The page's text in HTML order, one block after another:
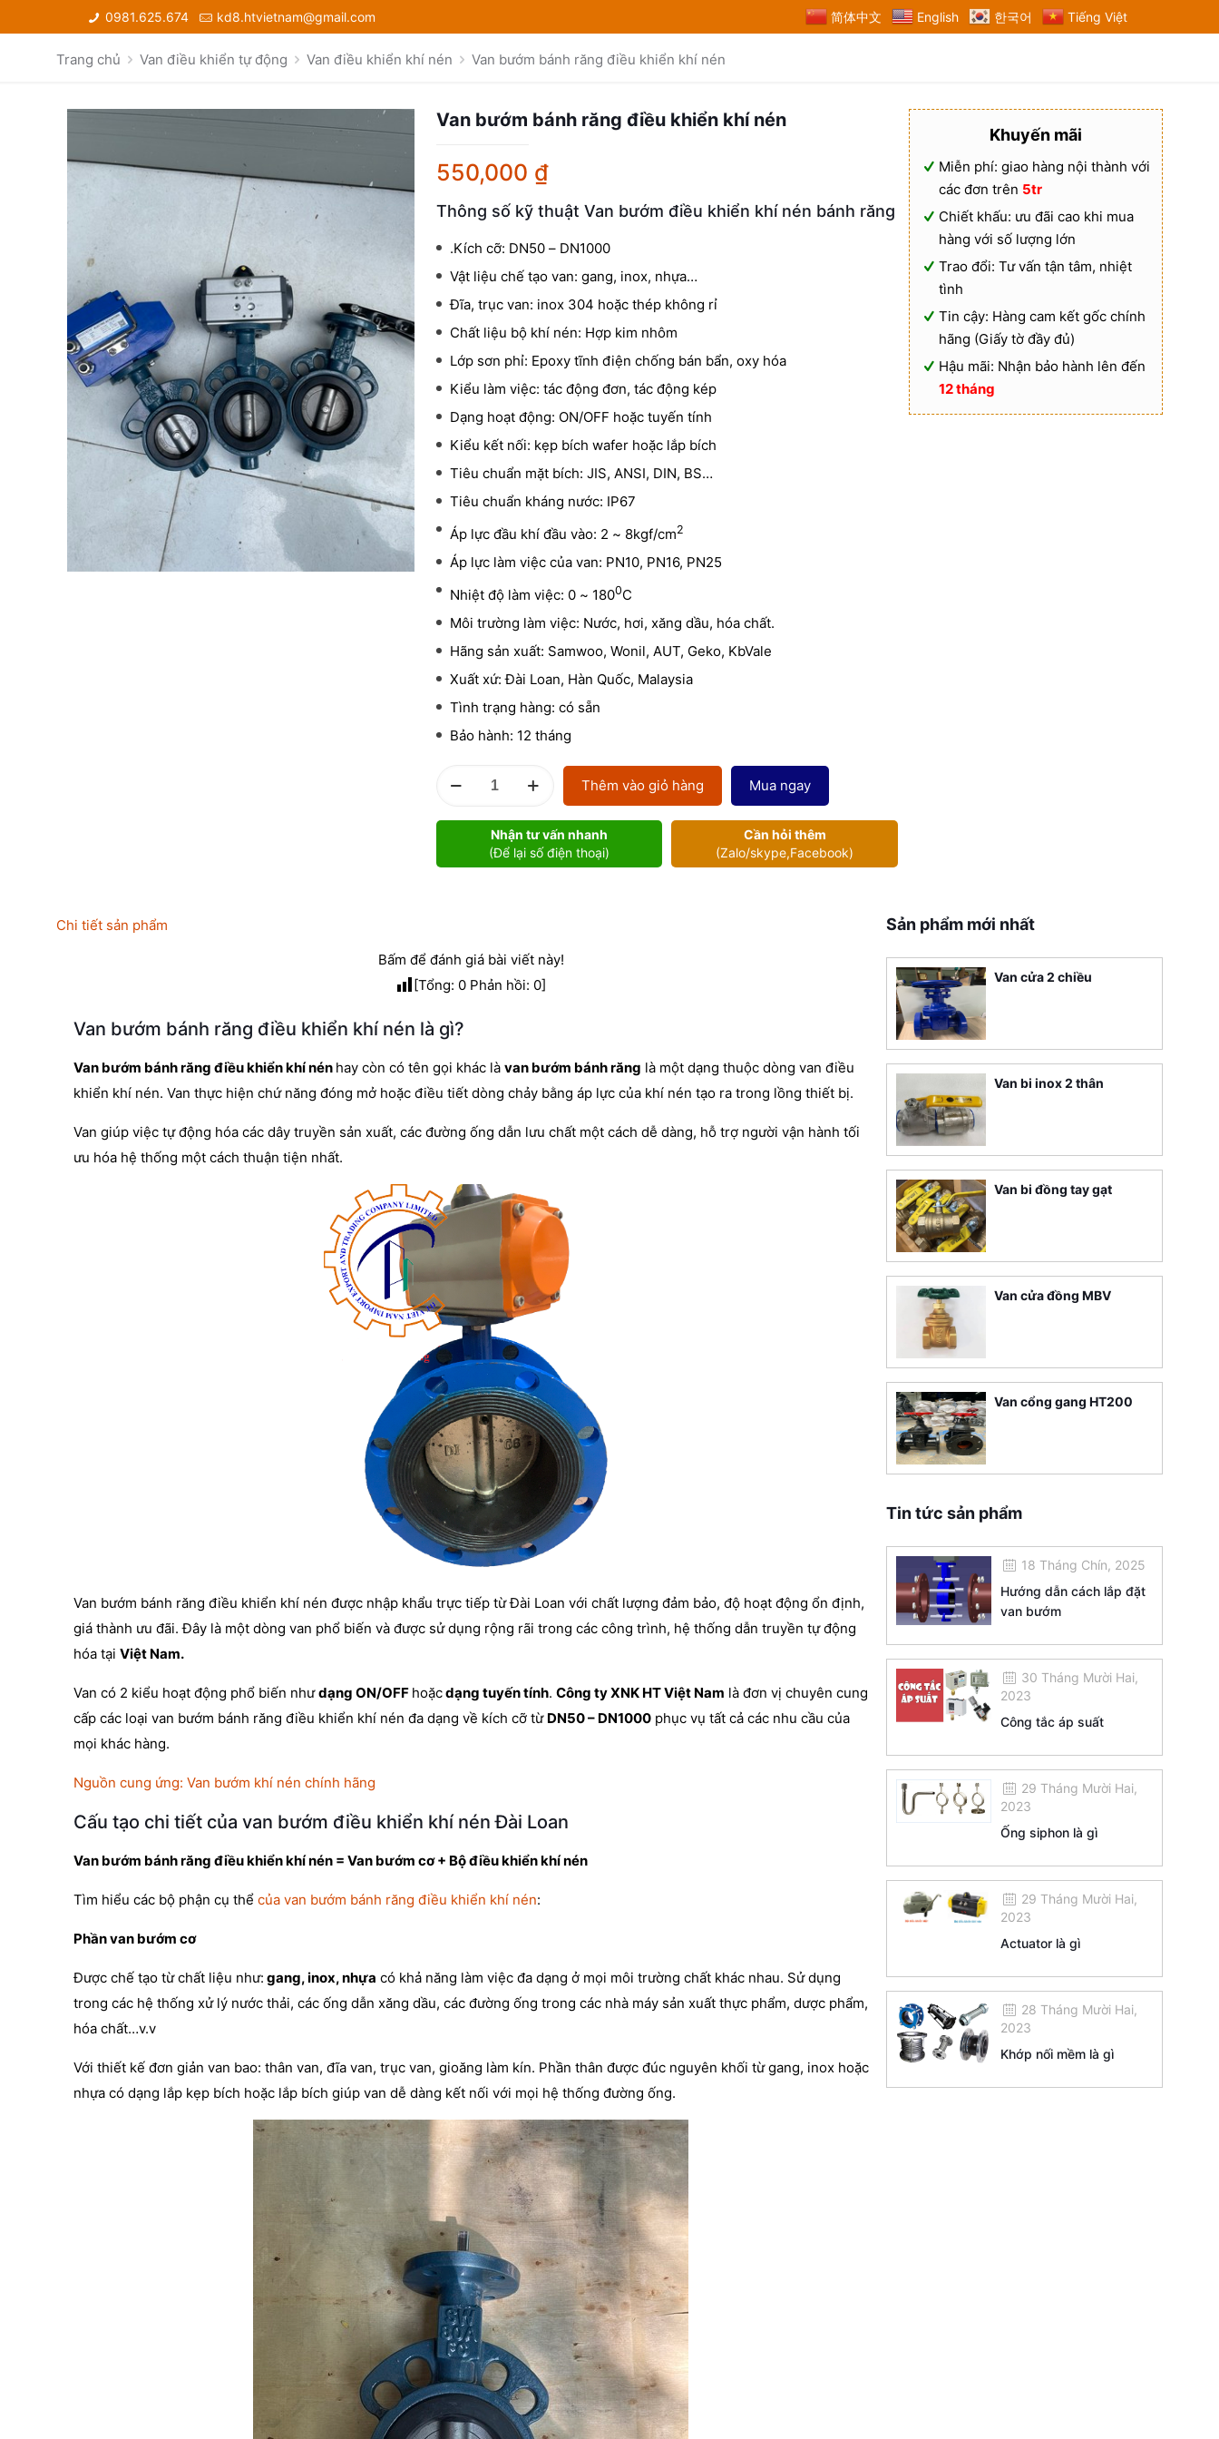
0981.625.674 kd8.htvietnam@gmail.com 简体中文 English 한국어 Tiếng Việt
Trang chủ Van điều khiển tự động Van điều khiển khí nén Van bướm bánh răng điều khiển khí nén
Van bướm bánh răng điều khiển khí nén
550,000 ₫
Thông số kỹ thuật Van bướm điều khiển khí nén bánh răng
.Kích cỡ: DN50 – DN1000
Vật liệu chế tạo van: gang, inox, nhựa…
Đĩa, trục van: inox 304 hoặc thép không rỉ
Chất liệu bộ khí nén: Hợp kim nhôm
Lớp sơn phỉ: Epoxy tĩnh điện chống bán bẩn, oxy hóa
Kiểu làm việc: tác động đơn, tác động kép
Dạng hoạt động: ON/OFF hoặc tuyến tính
Kiểu kết nối: kẹp bích wafer hoặc lắp bích
Tiêu chuẩn mặt bích: JIS, ANSI, DIN, BS…
Tiêu chuẩn kháng nước: IP67
Áp lực đầu khí đầu vào: 2 ~ 8kgf/cm2
Áp lực làm việc của van: PN10, PN16, PN25
Nhiệt độ làm việc: 0 ~ 1800C
Môi trường làm việc: Nước, hơi, xăng dầu, hóa chất.
Hãng sản xuất: Samwoo, Wonil, AUT, Geko, KbVale
Xuất xứ: Đài Loan, Hàn Quốc, Malaysia
Tình trạng hàng: có sẵn
Bảo hành: 12 tháng
bánh
nén
số
Thêm vào giỏ hàng Mua ngay
Nhận tư vấn nhanh
(Để lại số điện thoại)
Cần hỏi thêm
(Zalo/skype,Facebook)
Khuyến mãi
Miễn phí: giao hàng nội thành với
các đơn trên 5tr
Chiết khấu: ưu đãi cao khi mua
hàng với số lượng lớn
Trao đổi: Tư vấn tận tâm, nhiệt
tình
Tin cậy: Hàng cam kết gốc chính
hãng (Giấy tờ đầy đủ)
Hậu mãi: Nhận bảo hành lên đến
12 tháng
Chi tiết sản phẩm
Bấm để đánh giá bài viết này!
[Tổng: 0 Phản hồi: 0]
Van bướm bánh răng điều khiển khí nén là gì?
Van bướm bánh răng điều khiển khí nén hay còn có tên gọi khác là van bướm bánh răng là một dạng thuộc dòng van điều
khiển khí nén. Van thực hiện chứ năng đóng mở hoặc điều tiết dòng chảy bằng áp lực của khí nén tạo ra trong lồng thiết bị.
Van giúp việc tự động hóa các dây truyền sản xuất, các đường ống dẫn lưu chất một cách dễ dàng, hỗ trợ người vận hành tối
ưu hóa hệ thống một cách thuận tiện nhất.
Van bướm bánh răng điều khiển khí nén được nhập khẩu trực tiếp từ Đài Loan với chất lượng đảm bảo, độ hoạt động ổn định,
giá thành ưu đãi. Đây là một dòng van phổ biến và được sử dụng rộng rãi trong các công trình, hệ thống dẫn truyền tự động
hóa tại Việt Nam.
Van có 2 kiểu hoạt động phổ biến nhưdạng ON/OFF hoặcdạng tuyến tính. Công ty XNK HT Việt Nam là đơn vị chuyên cung
cấp các loại van bướm bánh răng điều khiển khí nén đa dạng về kích cỡ từ DN50 – DN1000phục vụ tất cả các nhu cầu của
mọi khác hàng.
Nguồn cung ứng: Van bướm khí nén chính hãng
Cấu tạo chi tiết của van bướm điều khiển khí nén Đài Loan
Van bướm bánh răng điều khiển khí nén = Van bướm cơ + Bộ điều khiển khí nén
Tìm hiểu các bộ phận cụ thể của van bướm bánh răng điều khiển khí nén:
Phần van bướm cơ
Được chế tạo từ chất liệu như: gang, inox, nhựa có khả năng làm việc đa dạng ở mọi môi trường chất khác nhau. Sử dụng
trong các hệ thống xử lý nước thải, các ống dẫn xăng dầu, các đường ống trong các nhà máy sản xuất thực phẩm, dược phẩm,
hóa chất…v.v
Với thiết kế đơn giản van bao: thân van, đĩa van, trục van, gioăng làm kín. Phần thân được đúc nguyên khối từ gang, inox hoặc
nhựa có dạng lắp kẹp bích hoặc lắp bích giúp van dễ dàng kết nối với mọi hệ thống đường ống.
Sản phẩm mới nhất
Van cửa 2 chiều
Van bi inox 2 thân
Van bi đồng tay gạt
Van cửa đồng MBV
Van cổng gang HT200
Tin tức sản phẩm
18 Tháng Chín, 2025
Hướng dẫn cách lắp đặt
van bướm
30 Tháng Mười Hai,
2023
Công tắc áp suất
29 Tháng Mười Hai,
2023
Ống siphon là gì
29 Tháng Mười Hai,
2023
Actuator là gì
28 Tháng Mười Hai,
2023
Khớp nối mềm là gì